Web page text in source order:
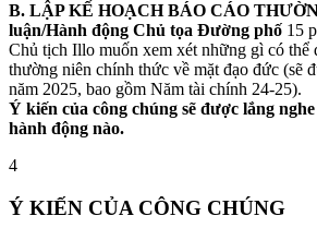
B. LẬP KẾ HOẠCH BÁO CÁO
luận/Hành động Chủ tọa Đường phố 15
Chủ tịch Illo muốn xem xét những gì có thể
thường niên chính thức về mặt đạo đức (sẽ
năm 2025, bao gồm Năm tài chính 24-25).
Ý kiến của công chúng sẽ được lắng
hành động nào.
4
Ý KIẾN CỦA CÔNG CHÚNG